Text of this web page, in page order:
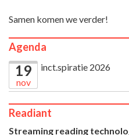
Samen komen we verder!
Agenda
19
nov
inct.spiratie 2026
Readiant
Streaming reading